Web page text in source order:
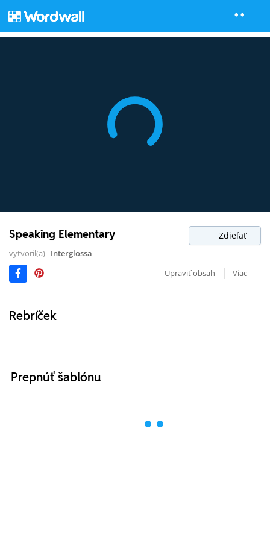
Speaking Elementary Zdieľať
vytvoril(a) Interglossa
Upraviť obsah
Viac
Rebríček
Prepnúť šablónu